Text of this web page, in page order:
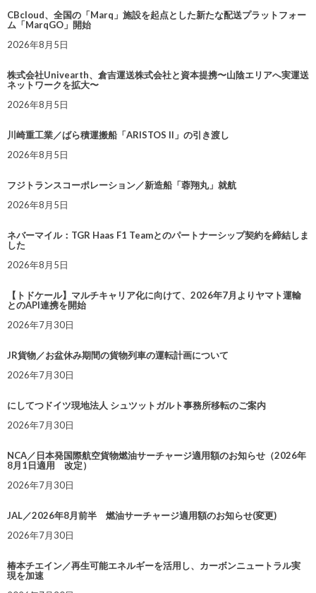
CBcloud、全国の「Marq」施設を起点とした新たな配送プラットフォー
ム「MarqGO」開始
2026年8月5日
株式会社Univearth、倉吉運送株式会社と資本提携〜山陰エリアへ実運送
ネットワークを拡大〜
2026年8月5日
川崎重工業／ばら積運搬船「ARISTOS II」の引き渡し
2026年8月5日
フジトランスコーポレーション／新造船「蓉翔丸」就航
2026年8月5日
ネバーマイル：TGR Haas F1 Teamとのパートナーシップ契約を締結しま
した
2026年8月5日
【トドケール】マルチキャリア化に向けて、2026年7月よりヤマト運輸
とのAPI連携を開始
2026年7月30日
JR貨物／お盆休み期間の貨物列車の運転計画について
2026年7月30日
にしてつドイツ現地法人 シュツットガルト事務所移転のご案内
2026年7月30日
NCA／日本発国際航空貨物燃油サーチャージ適用額のお知らせ（2026年
8月1日適用 改定）
2026年7月30日
JAL／2026年8月前半 燃油サーチャージ適用額のお知らせ(変更)
2026年7月30日
椿本チエイン／再生可能エネルギーを活用し、カーボンニュートラル実
現を加速